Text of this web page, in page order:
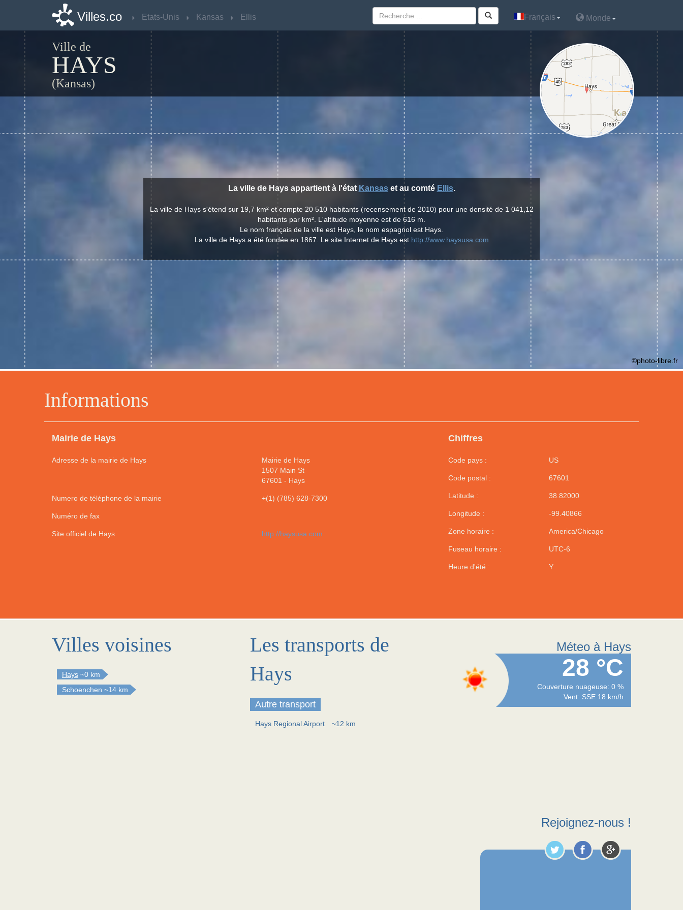
Villes.co Etats-Unis Kansas Ellis Français Monde
Ville de
HAYS
(Kansas)
Informations
Mairie de Hays
Adresse de la mairie de Hays
Mairie de Hays
1507 Main St
67601 - Hays
Numero de téléphone de la mairie +(1) (785) 628-7300
Numéro de fax
Site officiel de Hays http://haysusa.com
Chiffres
Code pays : US
Code postal : 67601
Latitude : 38.82000
Longitude : -99.40866
Zone horaire : America/Chicago
Fuseau horaire : UTC-6
Heure d'été : Y
La ville de Hays appartient à l'état Kansaset au comté Ellis.
La ville de Hays s'étend sur 19,7 km² et compte 20 510 habitants (recensement de 2010) pour une densité de 1 041,12
habitants par km². L'altitude moyenne est de 616 m.
Le nom français de la ville est Hays, le nom espagnol est Hays.
La ville de Hays a été fondée en 1867. Le site Internet de Hays est http://www.haysusa.com
©photo-libre.fr
Villes voisines
Hays ~0 km
Schoenchen ~14 km
Les transports de
Hays
Autre transport
Hays Regional Airport ~12 km
Méteo à Hays
28 °C
Couverture nuageuse: 0 %
Vent: SSE 18 km/h
Rejoignez-nous !
Villes.co Etats-Unis Kansas Ellis Français Monde